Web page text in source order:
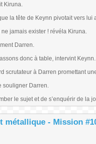
Kiruna.
la tête de Keynn pivotait vers lui
jamais exister ! révéla Kiruna.
Darren.
donc à table, intervint Keynn.
scrutateur à Darren promettant
souligner Darren.
le sujet et de s’enquérir de la
métallique - Mission